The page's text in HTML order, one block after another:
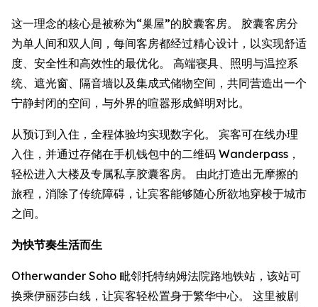
这一理念的核心是被称为“巢屋”的胶囊客房。 胶囊客房分
为单人间和双人间，每间客房都经过精心设计，以实现舒适
度、安全性和高效性的最优化。 高端寝具、照明与温控系
统、遮光窗、隔音墙以及集成式储物空间，共同营造出一个
宁静封闭的空间，与外界的喧嚣形成鲜明对比。
从预订到入住，全程体验均实现数字化。 宾客可在线办理
入住，并通过存储在手机钱包中的二维码 Wanderpass，
轻松进入大楼及专属私享胶囊客房。 由此打造出无摩擦的
旅程，消除了传统障碍，让宾客能够随心所欲地穿梭于城市
之间。
为快节奏生活而生
Otherwander Soho 毗邻托特纳姆法院路地铁站，该站可
换乘伊丽莎白线，让宾客轻松置身于繁华中心。 这里被剧